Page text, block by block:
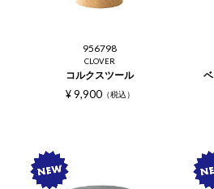
956798
CLOVER
コルクスツール
¥ 9,900 税込